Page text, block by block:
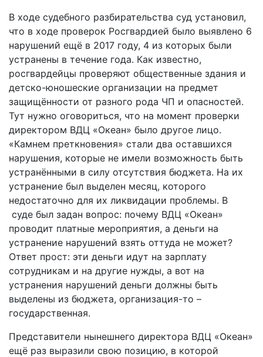
В ходе судебного разбирательства суд установил,
что в ходе проверок Росгвардией было выявлено 6
нарушений ещё в 2017 году, 4 из которых были
устранены в течение года. Как известно,
росгвардейцы проверяют общественные здания и
детско-юношеские организации на предмет
защищённости от разного рода ЧП и опасностей.
Тут нужно оговориться, что на момент проверки
директором ВДЦ «Океан» было другое лицо.
«Камнем преткновения» стали два оставшихся
нарушения, которые не имели возможность быть
устранёнными в силу отсутствия бюджета. На их
устранение был выделен месяц, которого
недостаточно для их ликвидации проблемы. В
суде был задан вопрос: почему ВДЦ «Океан»
проводит платные мероприятия, а деньги на
устранение нарушений взять оттуда не может?
Ответ прост: эти деньги идут на зарплату
сотрудникам и на другие нужды, а вот на
устранения нарушений деньги должны быть
выделены из бюджета, организация-то –
государственная.
Представители нынешнего директора ВДЦ «Океан»
ещё раз выразили свою позицию, в которой